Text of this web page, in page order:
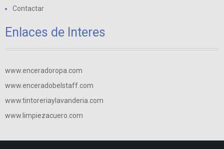
Contactar
Enlaces de Interes
www.enceradoropa.com
www.enceradobelstaff.com
www.tintoreriaylavanderia.com
www.limpiezacuero.com